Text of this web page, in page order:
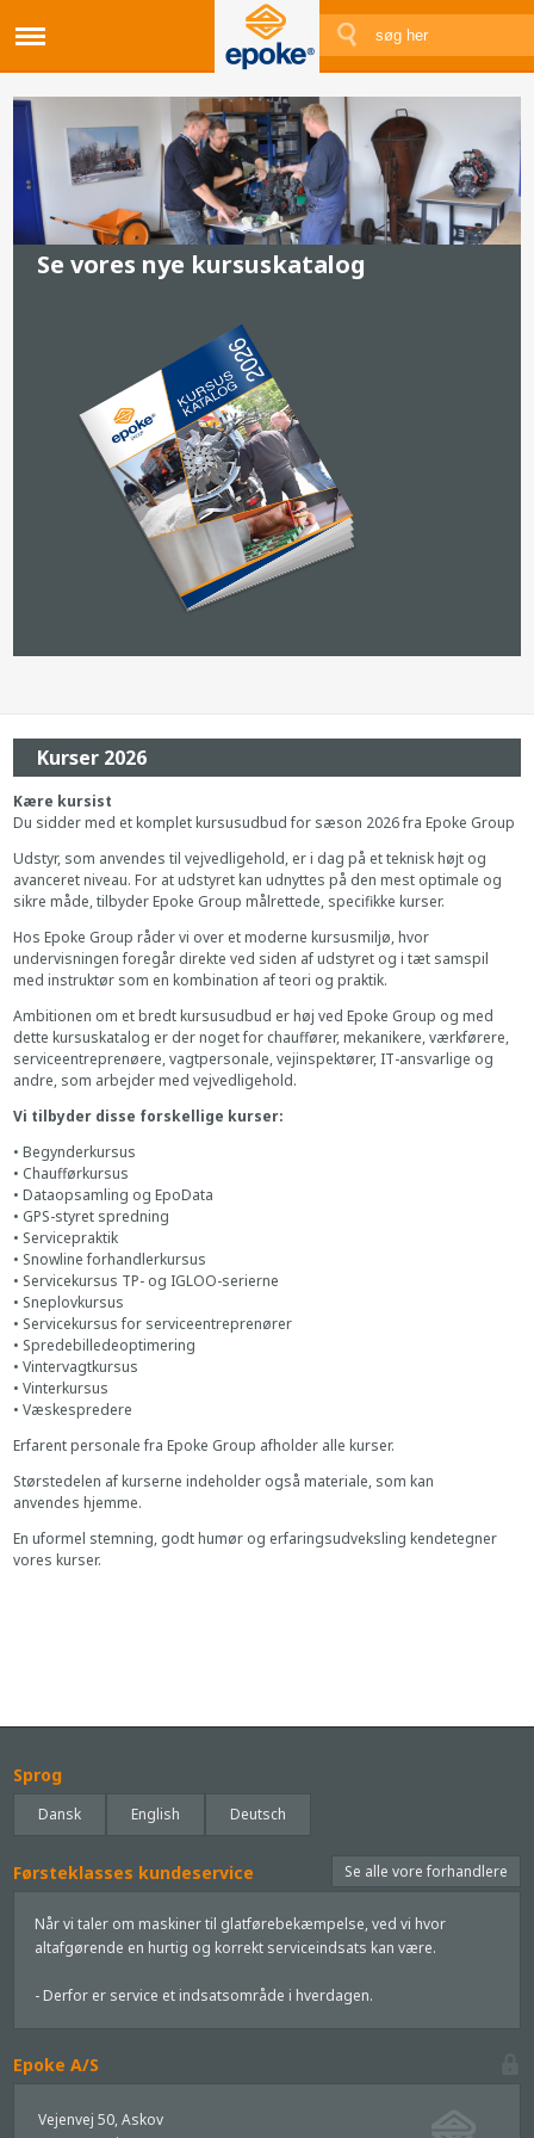
Se vores nye kursuskatalog
Kurser 2026
Kære kursist
Du sidder med et komplet kursusudbud for sæson 2026 fra Epoke Group
Udstyr, som anvendes til vejvedligehold, er i dag på et teknisk højt og
avanceret niveau. For at udstyret kan udnyttes på den mest optimale og
sikre måde, tilbyder Epoke Group målrettede, specifikke kurser.
Hos Epoke Group råder vi over et moderne kursusmiljø, hvor
undervisningen foregår direkte ved siden af udstyret og i tæt samspil
med instruktør som en kombination af teori og praktik.
Ambitionen om et bredt kursusudbud er høj ved Epoke Group og med
dette kursuskatalog er der noget for chauffører, mekanikere, værkførere,
serviceentreprenøere, vagtpersonale, vejinspektører, IT-ansvarlige og
andre, som arbejder med vejvedligehold.
Vi tilbyder disse forskellige kurser:
• Begynderkursus
• Chaufførkursus
• Dataopsamling og EpoData
• GPS-styret spredning
• Servicepraktik
• Snowline forhandlerkursus
• Servicekursus TP- og IGLOO-serierne
• Sneplovkursus
• Servicekursus for serviceentreprenører
• Spredebilledeoptimering
• Vintervagtkursus
• Vinterkursus
• Væskespredere
Erfarent personale fra Epoke Group afholder alle kurser.
Størstedelen af kurserne indeholder også materiale, som kan
anvendes hjemme.
En uformel stemning, godt humør og erfaringsudveksling kendetegner
vores kurser.
Sprog
Dansk English Deutsch
Førsteklasses kundeservice Se alle vore forhandlere
Når vi taler om maskiner til glatførebekæmpelse, ved vi hvor
altafgørende en hurtig og korrekt serviceindsats kan være.
- Derfor er service et indsatsområde i hverdagen.
Epoke A/S
Vejenvej 50, Askov